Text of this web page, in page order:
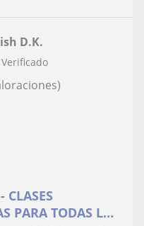
D.K.
CLASES
PARA TODAS LAS